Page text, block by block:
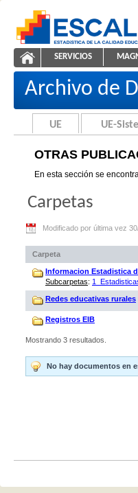
ESCALE - Unidad
Otras Publicaciones
NAVEGACIÓN
SERVICIOS
Archivo de
UE UE-
OTRAS
En esta sección se
Carpetas
Modificado por última vez
Carpeta
Informacion Estadistica
Subcarpetas:
Redes educativas rurales
Registros EIB
Mostrando 3 resultados.
No hay documentos en